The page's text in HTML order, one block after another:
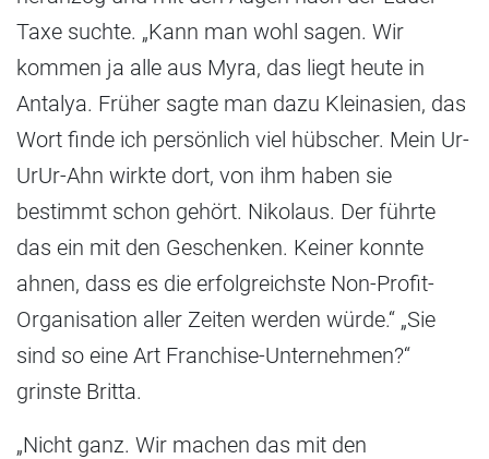
Taxe suchte. „Kann man wohl sagen. Wir
kommen ja alle aus Myra, das liegt heute in
Antalya. Früher sagte man dazu Kleinasien, das
Wort finde ich persönlich viel hübscher. Mein Ur-
UrUr-Ahn wirkte dort, von ihm haben sie
bestimmt schon gehört. Nikolaus. Der führte
das ein mit den Geschenken. Keiner konnte
ahnen, dass es die erfolgreichste Non-Profit-
Organisation aller Zeiten werden würde.“ „Sie
sind so eine Art Franchise-Unternehmen?“
grinste Britta.
„Nicht ganz. Wir machen das mit den